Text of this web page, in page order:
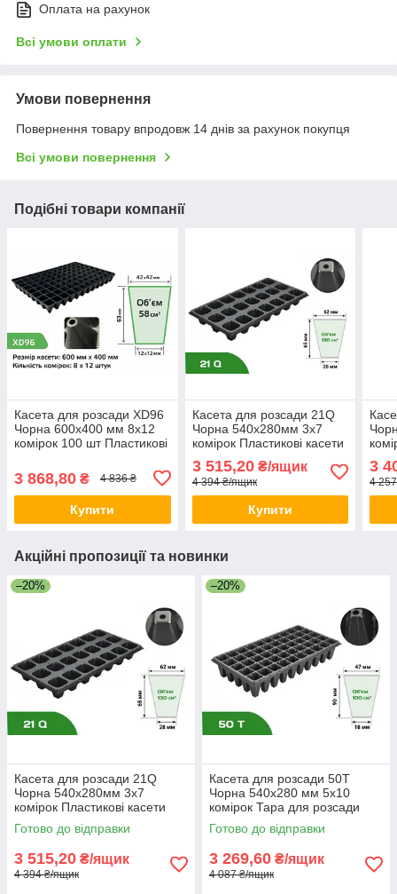
Оплата на рахунок
Всі умови оплати
Умови повернення
Повернення товару впродовж 14 днів за рахунок покупця
Всі умови повернення
Подібні товари компанії
Касета для розсади XD96
Чорна 600х400 мм 8х12
комірок 100 шт Пластикові
Форми для розсади
3 868,80 ₴ 4 836 ₴
Купити
Касета для розсади 21Q
Чорна 540х280мм 3х7
комірок Пластикові касети
3 515,20₴/ящик
4 394 ₴/ящик
Купити
3
4
Акційні пропозиції та новинки
–20%
Касета для розсади 21Q
Чорна 540х280мм 3х7
комірок Пластикові касети
для розсади
Готово до відправки
3 515,20 ₴/ящик
4 394 ₴/ящик
–20%
Касета для розсади 50Т
Чорна 540х280 мм 5х10
комірок Тара для розсади
Комірки для розсади
Готово до відправки
3 269,60 ₴/ящик
4 087 ₴/ящик